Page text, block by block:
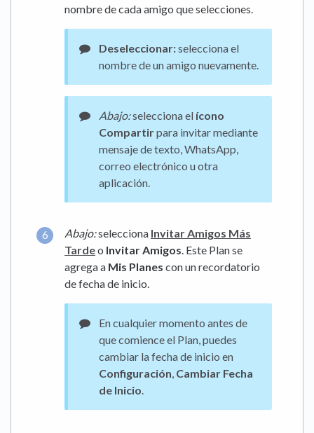
nombre de cada amigo que selecciones.
Deseleccionar:selecciona el
nombre de un amigo nuevamente.
Abajo:selecciona el ícono
Compartirpara invitar mediante
mensaje de texto, WhatsApp,
correo electrónico u otra
aplicación.
Abajo:selecciona Invitar Amigos Más
Tardeo Invitar Amigos. Este Plan se
agrega a Mis Planes con un recordatorio
de fecha de inicio.
En cualquier momento antes de
que comience el Plan, puedes
cambiar la fecha de inicio en
Configuración, Cambiar Fecha
de Inicio.